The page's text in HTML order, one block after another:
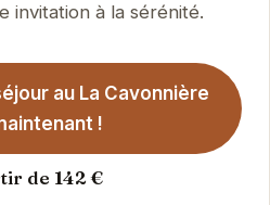
invitation à la sérénité.
au La Cavonnière
!
de 142 €